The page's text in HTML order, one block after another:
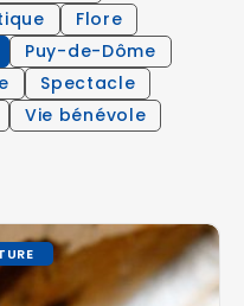
Flore
Puy-de-Dôme
Spectacle
Vie bénévole